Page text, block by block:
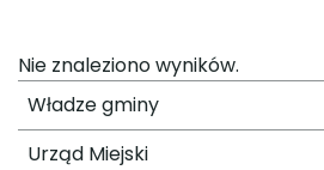
Nie znaleziono wyników.
Władze gminy
Urząd Miejski